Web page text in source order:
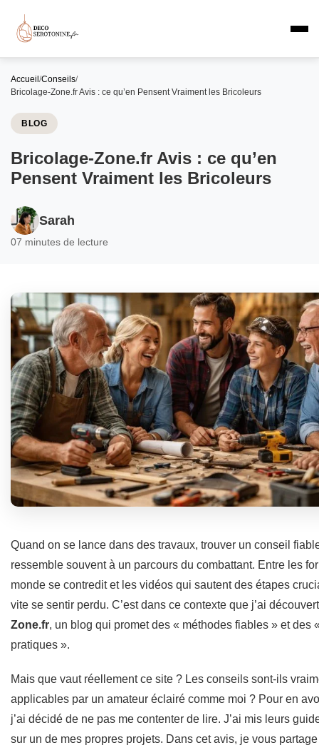
Accueil /Conseils/
Bricolage-Zone.fr Avis : ce qu’en Pensent Vraiment les Bricoleurs
BLOG
Bricolage-Zone.fr Avis : ce qu’en
Pensent Vraiment les Bricoleurs
Sarah
07 minutes de lecture
Quand on se lance dans des travaux, trouver un conseil
ressemble souvent à un parcours du combattant. Entre les
monde se contredit et les vidéos qui sautent des étapes
vite se sentir perdu. C’est dans ce contexte que j’ai
Zone.fr, un blog qui promet des « méthodes fiables » et des
pratiques ».
Mais que vaut réellement ce site ? Les conseils sont-ils
applicables par un amateur éclairé comme moi ? Pour en
j’ai décidé de ne pas me contenter de lire. J’ai mis leurs
sur un de mes propres projets. Dans cet avis, je vous